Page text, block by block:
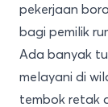
pekerjaan
bagi pemilik
Ada banyak
melayani di
tembok retak